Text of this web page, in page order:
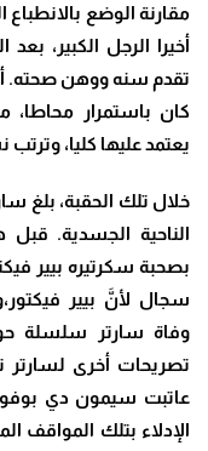
مقارنة الوضع
أخيرا الرجل الكبير،
تقدم سنه ووهن صحته.
كان باستمرار
يعتمد عليها كليا،
خلال تلك الحقبة، بلغ
الناحية الجسدية.
بصحبة سكرتيره بيير
سجال لأنَّ بيير
وفاة سارتر سلسلة
تصريحات أخرى
عاتبت سيمون دي
الإدلاء بتلك المواقف